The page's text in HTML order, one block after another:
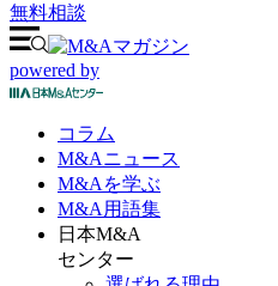
無料相談
powered by
コラム
M&Aニュース
M&Aを学ぶ
M&A 用語集
日本M&A
センター